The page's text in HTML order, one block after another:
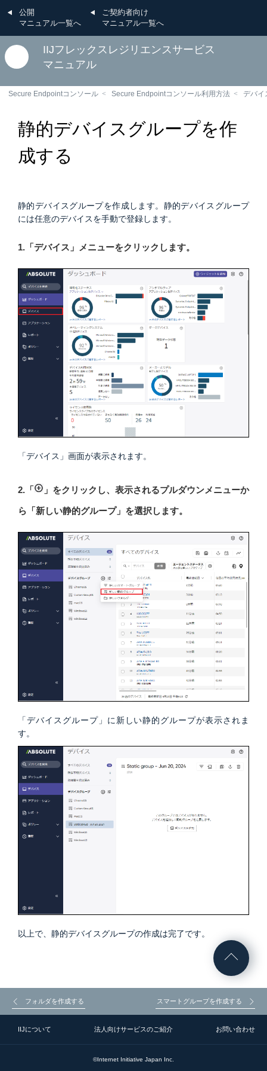
公開
マニュアル一覧へ
ご契約者向け
マニュアル一覧へ
IIJフレックスレジリエンスサービス
マニュアル
Secure Endpointコンソール Secure Endpointコンソール利用方法 デバイ
静的デバイスグループを作
成する
静的デバイスグループを作成します。静的デバイスグループ
には任意のデバイスを手動で登録します。
1.「デバイス」メニューをクリックします。
「デバイス」画面が表示されます。
2.「 」をクリックし、表示されるプルダウンメニューか
ら「新しい静的グループ」を選択します。
「デバイスグループ」に新しい静的グループが表示されま
す。
以上で、静的デバイスグループの作成は完了です。
フォルダを作成する スマートグループを作成する
IIJについて 法人向けサービスのご紹介 お問い合わせ
©Internet Initiative Japan Inc.